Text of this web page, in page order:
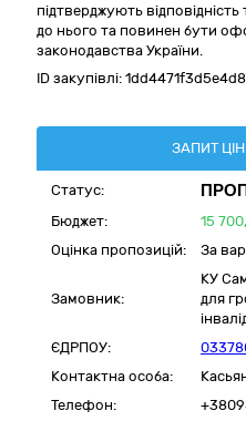
підтверджують
до нього та повинен бути
законодавства України.
ID закупівлі:
ЗАПИТ
Статус:
Бюджет: 15
Оцінка пропозицій: За
Замовник:
КУ
для
ЄДРПОУ:
Контактна особа:
Телефон: